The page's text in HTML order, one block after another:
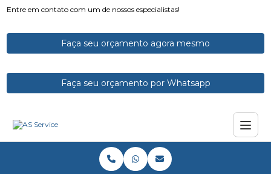
Entre em contato com um de nossos especialistas!
Faça seu orçamento agora mesmo
Faça seu orçamento por Whatsapp